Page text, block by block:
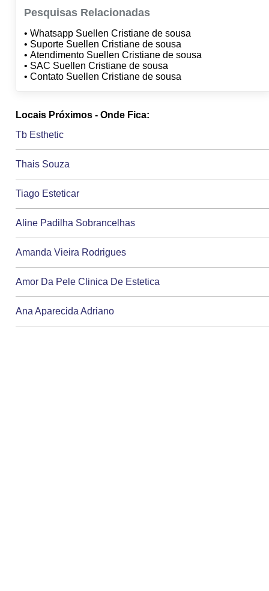
Pesquisas Relacionadas
• Whatsapp Suellen Cristiane de sousa
• Suporte Suellen Cristiane de sousa
• Atendimento Suellen Cristiane de sousa
• SAC Suellen Cristiane de sousa
• Contato Suellen Cristiane de sousa
Locais Próximos - Onde Fica:
Tb Esthetic
Thais Souza
Tiago Esteticar
Aline Padilha Sobrancelhas
Amanda Vieira Rodrigues
Amor Da Pele Clinica De Estetica
Ana Aparecida Adriano